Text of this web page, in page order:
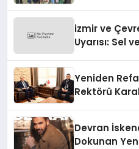
izmir ve
Uyarısı: Sel
Yeniden
Rektörü
Devran
Dokunan